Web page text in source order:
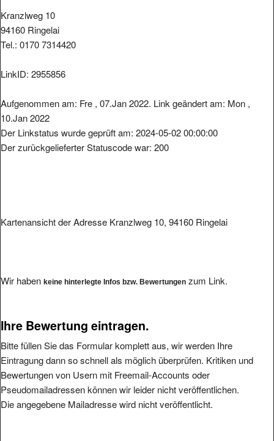
Kranzlweg 10
94160 Ringelai
Tel.: 0170 7314420
LinkID: 2955856
Aufgenommen am: Fre , 07.Jan 2022. Link geändert am: Mon ,
10.Jan 2022
Der Linkstatus wurde geprüft am: 2024-05-02 00:00:00
Der zurückgelieferter Statuscode war: 200
Kartenansicht der Adresse Kranzlweg 10, 94160 Ringelai
Wir haben keine hinterlegte Infos bzw. Bewertungen zum Link.
Ihre Bewertung eintragen.
Bitte füllen Sie das Formular komplett aus, wir werden Ihre
Eintragung dann so schnell als möglich überprüfen. Kritiken und
Bewertungen von Usern mit Freemail-Accounts oder
Pseudomailadressen können wir leider nicht veröffentlichen.
Die angegebene Mailadresse wird nicht veröffentlicht.